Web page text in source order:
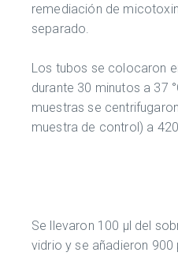
remediación de
separado.
Los tubos se colocaron
durante 30 minutos a 37
muestras se
muestra de control) a
Se llevaron 100 μl del
vidrio y se añadieron 900